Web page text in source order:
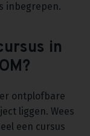
inbegrepen.
in
ontplofbare
liggen. Wees
een cursus